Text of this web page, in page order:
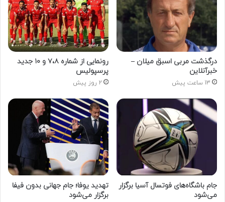
درگذشت مربی اسبق میلان –
خبرآنلاین
13 ساعت پیش
رونمایی از شماره ۷،۸ و ۱۰ جدید
پرسپولیس
2 روز پیش
جام باشگاه‌های فوتسال آسیا برگزار
می‌شود
تهدید یوفا؛ جام جهانی بدون فیفا
برگزار می‌شود